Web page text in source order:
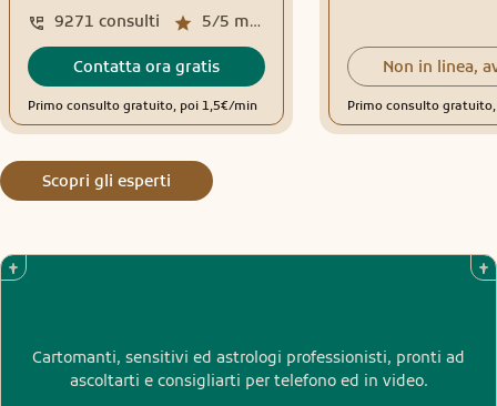
5/5 media recensioni
9271 consulti
Contatta ora gratis
Primo consulto gratuito, poi 1,5€/min
Non in linea,
Primo consulto
Scopri gli esperti
Cartomanti, sensitivi ed astrologi professionisti, pronti ad
ascoltarti e consigliarti per telefono ed in video.